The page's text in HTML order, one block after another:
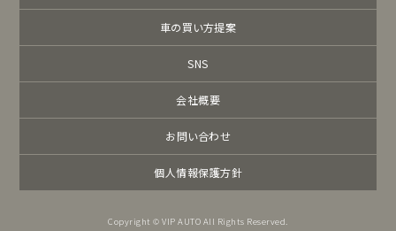
車の買い方提案
SNS
会社概要
お問い合わせ
個人情報保護方針
Copyright © VIP AUTO All Rights Reserved.